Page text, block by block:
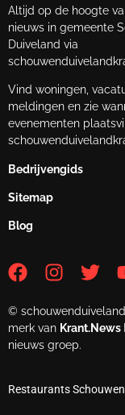
Altijd op de hoogte
nieuws in gemeente
Duiveland via
Vind woningen,
meldingen en zie
evenementen
Bedrijvengids
Sitemap
Blog
©
merk van Krant.News
nieuws groep.
Restaurants